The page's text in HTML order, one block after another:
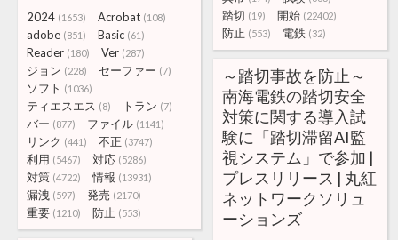
2024 (1653) Acrobat (108)
adobe (851) Basic (61)
Reader (180) Ver (287)
ジョン (228) セーファー (7)
ソフト (1036)
ティエスエス (8) トラン (7)
バー (877) ファイル (1141)
リンク (441) 不正 (3747)
利用 (5467) 対応 (5286)
対策 (4722) 情報 (13931)
漏洩 (597) 発売 (2170)
重要 (1210) 防止 (553)
踏切 (19) 開始 (22402)
防止 (553) 電鉄 (32)
～踏切事故を防止～
南海電鉄の踏切安全
対策に関する導入試
験に「踏切滞留AI監
視システム」で参加 |
プレスリリース | 丸紅
ネットワークソリュ
ーションズ